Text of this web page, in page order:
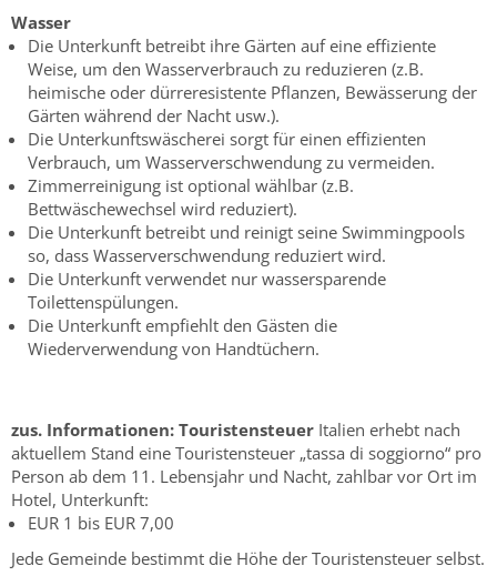
Wasser
Die Unterkunft betreibt ihre Gärten auf eine effiziente
Weise, um den Wasserverbrauch zu reduzieren (z.B.
heimische oder dürreresistente Pflanzen, Bewässerung der
Gärten während der Nacht usw.).
Die Unterkunftswäscherei sorgt für einen effizienten
Verbrauch, um Wasserverschwendung zu vermeiden.
Zimmerreinigung ist optional wählbar (z.B.
Bettwäschewechsel wird reduziert).
Die Unterkunft betreibt und reinigt seine Swimmingpools
so, dass Wasserverschwendung reduziert wird.
Die Unterkunft verwendet nur wassersparende
Toilettenspülungen.
Die Unterkunft empfiehlt den Gästen die
Wiederverwendung von Handtüchern.
zus. Informationen: Touristensteuer Italien erhebt nach
aktuellem Stand eine Touristensteuer „tassa di soggiorno“ pro
Person ab dem 11. Lebensjahr und Nacht, zahlbar vor Ort im
Hotel, Unterkunft:
EUR 1 bis EUR 7,00
Jede Gemeinde bestimmt die Höhe der Touristensteuer selbst.